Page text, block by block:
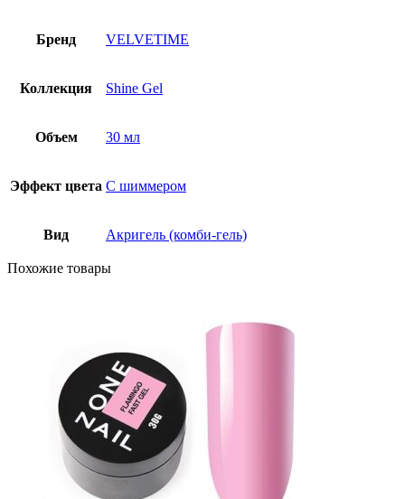
Бренд VELVETIME
Коллекция Shine Gel
Объем 30 мл
Эффект цвета С шиммером
Вид Акригель (комби-гель)
Похожие товары